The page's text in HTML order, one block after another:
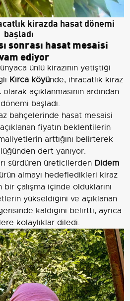
kirazda hasat dönemi
başladı
sonrası hasat mesaisi
ediyor
ünlü kirazının yetiştiği
Kırca köyünde, ihracatlık kiraz
olarak açıklanmasının ardından
başladı.
bahçelerinde hasat mesaisi
fiyatın beklentilerin
arttığını belirterek
dert yanıyor.
sürdüren üreticilerden Didem
ürün almayı hedefledikleri kiraz
çalışma içinde olduklarını
yükseldiğini ve açıklanan
kaldığını belirtti, ayrıca
kolaylıklar diledi.